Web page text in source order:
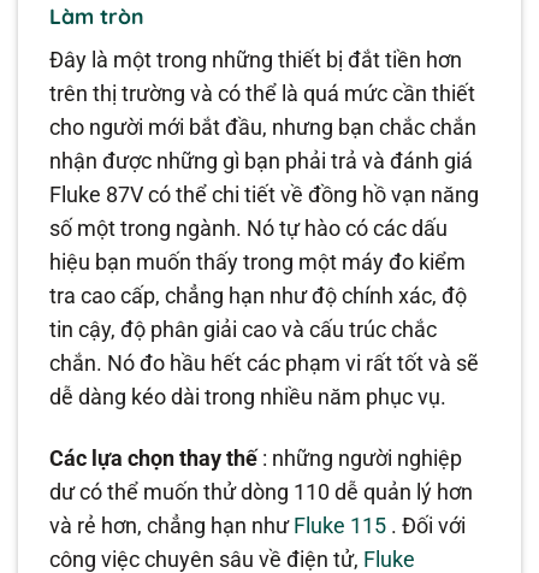
Làm tròn
Đây là một trong những thiết bị đắt tiền hơn
trên thị trường và có thể là quá mức cần thiết
cho người mới bắt đầu, nhưng bạn chắc chắn
nhận được những gì bạn phải trả và đánh giá
Fluke 87V có thể chi tiết về đồng hồ vạn năng
số một trong ngành. Nó tự hào có các dấu
hiệu bạn muốn thấy trong một máy đo kiểm
tra cao cấp, chẳng hạn như độ chính xác, độ
tin cậy, độ phân giải cao và cấu trúc chắc
chắn. Nó đo hầu hết các phạm vi rất tốt và sẽ
dễ dàng kéo dài trong nhiều năm phục vụ.
Các lựa chọn thay thế: những người nghiệp
dư có thể muốn thử dòng 110 dễ quản lý hơn
và rẻ hơn, chẳng hạn như Fluke 115 . Đối với
công việc chuyên sâu về điện tử, Fluke